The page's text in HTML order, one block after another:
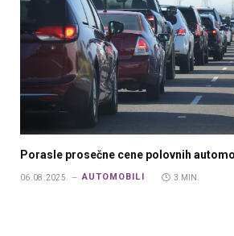
Porasle prosečne cene polovnih
06.08.2025. AUTOMOBILI 3 MIN.